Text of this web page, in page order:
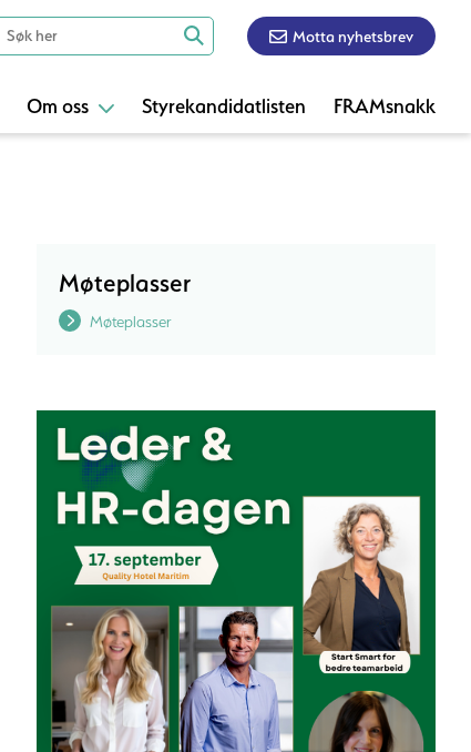
Motta nyhetsbrev
Om oss Styrekandidatlisten FRAMsnakk
Møteplasser
Møteplasser